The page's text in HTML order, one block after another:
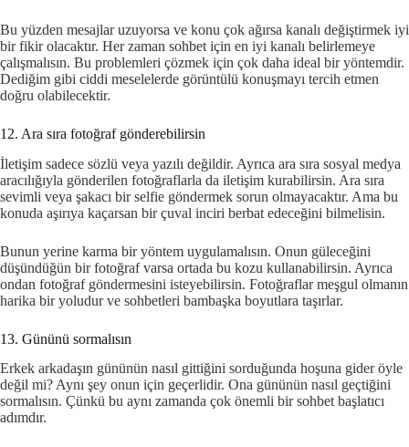
Bu yüzden mesajlar uzuyorsa ve konu çok ağırsa kanalı değiştirmek iyi
bir fikir olacaktır. Her zaman sohbet için en iyi kanalı belirlemeye
çalışmalısın. Bu problemleri çözmek için çok daha ideal bir yöntemdir.
Dediğim gibi ciddi meselelerde görüntülü konuşmayı tercih etmen
doğru olabilecektir.
12. Ara sıra fotoğraf gönderebilirsin
İletişim sadece sözlü veya yazılı değildir. Ayrıca ara sıra sosyal medya
aracılığıyla gönderilen fotoğraflarla da iletişim kurabilirsin. Ara sıra
sevimli veya şakacı bir selfie göndermek sorun olmayacaktır. Ama bu
konuda aşırıya kaçarsan bir çuval inciri berbat edeceğini bilmelisin.
Bunun yerine karma bir yöntem uygulamalısın. Onun güleceğini
düşündüğün bir fotoğraf varsa ortada bu kozu kullanabilirsin. Ayrıca
ondan fotoğraf göndermesini isteyebilirsin. Fotoğraflar meşgul olmanın
harika bir yoludur ve sohbetleri bambaşka boyutlara taşırlar.
13. Gününü sormalısın
Erkek arkadaşın gününün nasıl gittiğini sorduğunda hoşuna gider öyle
değil mi? Aynı şey onun için geçerlidir. Ona gününün nasıl geçtiğini
sormalısın. Çünkü bu aynı zamanda çok önemli bir sohbet başlatıcı
adımdır.